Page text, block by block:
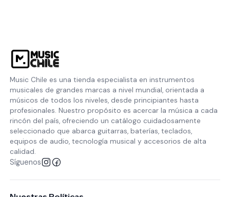
Music Chile es una tienda especialista en instrumentos
musicales de grandes marcas a nivel mundial, orientada a
músicos de todos los niveles, desde principiantes hasta
profesionales. Nuestro propósito es acercar la música a cada
rincón del país, ofreciendo un catálogo cuidadosamente
seleccionado que abarca guitarras, baterías, teclados,
equipos de audio, tecnología musical y accesorios de alta
calidad.
Síguenos